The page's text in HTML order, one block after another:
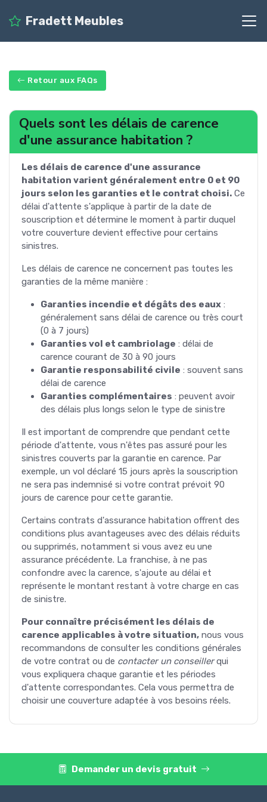
Fradett Meubles
Retour aux FAQs
Quels sont les délais de carence
d'une assurance habitation ?
Les délais de carence d'une assurance
habitation varient généralement entre 0 et 90
jours selon les garanties et le contrat choisi. Ce
délai d'attente s'applique à partir de la date de
souscription et détermine le moment à partir duquel
votre couverture devient effective pour certains
sinistres.
Les délais de carence ne concernent pas toutes les
garanties de la même manière :
Garanties incendie et dégâts des eaux :
généralement sans délai de carence ou très court
(0 à 7 jours)
Garanties vol et cambriolage : délai de
carence courant de 30 à 90 jours
Garantie responsabilité civile : souvent sans
délai de carence
Garanties complémentaires : peuvent avoir
des délais plus longs selon le type de sinistre
Il est important de comprendre que pendant cette
période d'attente, vous n'êtes pas assuré pour les
sinistres couverts par la garantie en carence. Par
exemple, un vol déclaré 15 jours après la souscription
ne sera pas indemnisé si votre contrat prévoit 90
jours de carence pour cette garantie.
Certains contrats d'assurance habitation offrent des
conditions plus avantageuses avec des délais réduits
ou supprimés, notamment si vous avez eu une
assurance précédente. La franchise, à ne pas
confondre avec la carence, s'ajoute au délai et
représente le montant restant à votre charge en cas
de sinistre.
Pour connaître précisément les délais de
carence applicables à votre situation, nous vous
recommandons de consulter les conditions générales
de votre contrat ou de contacter un conseillerqui
vous expliquera chaque garantie et les périodes
d'attente correspondantes. Cela vous permettra de
choisir une couverture adaptée à vos besoins réels.
Demander un devis gratuit